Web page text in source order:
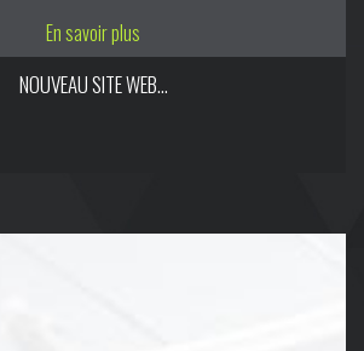
NOUVEAU SITE WEB…
En savoir plus